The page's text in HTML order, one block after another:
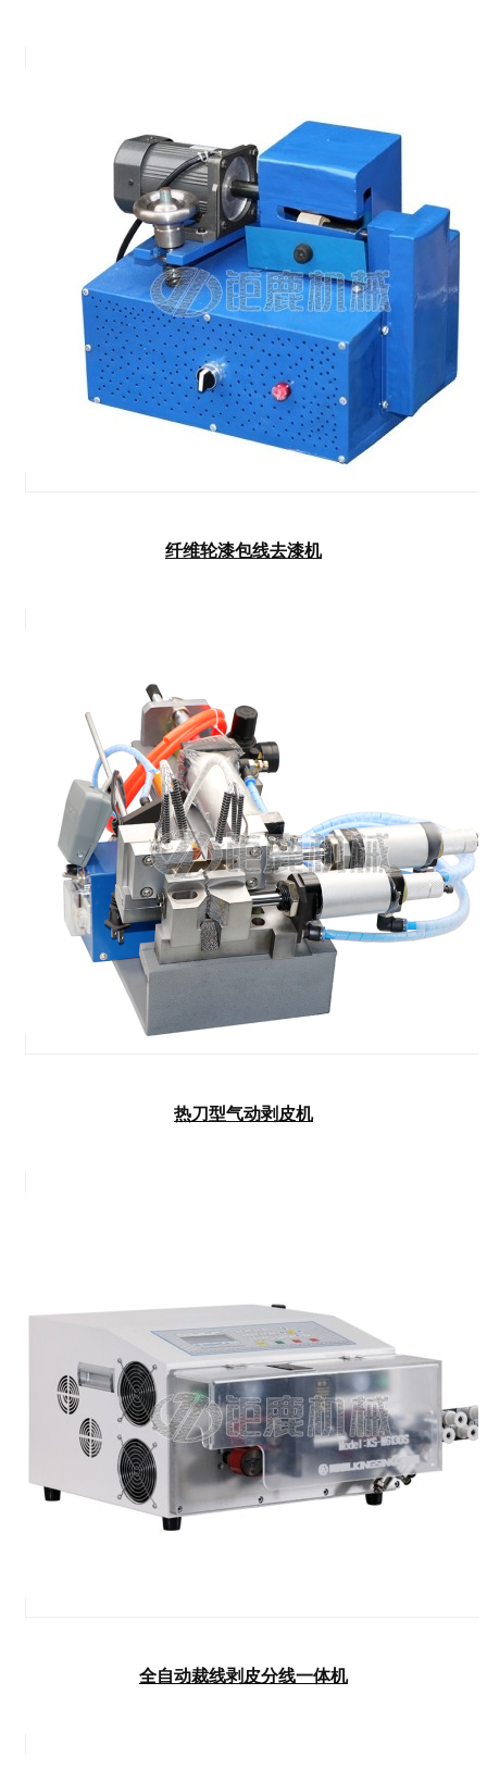
纤维轮漆包线去漆机
热刀型气动剥皮机
全自动裁线剥皮分线一体机